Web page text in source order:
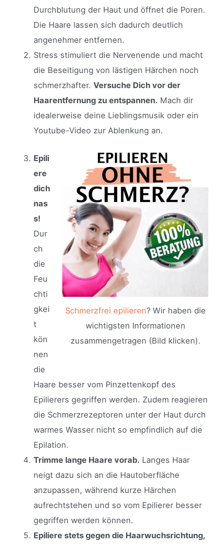
Durchblutung der Haut und öffnet die Poren.
Die Haare lassen sich dadurch deutlich
angenehmer entfernen.
Stress stimuliert die Nervenende und macht
die Beseitigung von lästigen Härchen noch
schmerzhafter.Versuche Dich vor der
Haarentfernung zu entspannen. Mach dir
idealerweise deine Lieblingsmusik oder ein
Youtube-Video zur Ablenkung an.
Schmerzfrei epilieren? Wir haben die
wichtigsten Informationen
zusammengetragen (Bild klicken).
Epili
ere
dich
nas
s!
Dur
ch
die
Feu
chti
gkei
t
kön
nen
die
Haare besser vom Pinzettenkopf des
Epilierers gegriffen werden. Zudem reagieren
die Schmerzrezeptoren unter der Haut durch
warmes Wasser nicht so empfindlich auf die
Epilation.
Trimme lange Haare vorab. Langes Haar
neigt dazu sich an die Hautoberfläche
anzupassen, während kurze Härchen
aufrechtstehen und so vom Epilierer besser
gegriffen werden können.
Epiliere stets gegen die Haarwuchsrichtung,